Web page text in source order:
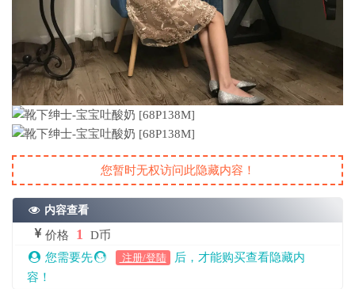
您暂时无权访问此隐藏内容！
内容查看
价格 1
D币
您需要先
注册/登陆
后，才能购买查看隐藏内
容！